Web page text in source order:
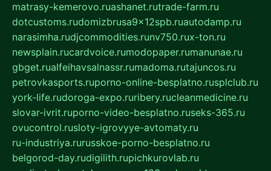
matrasy-kemerovo.ruashanet.rutrade-farm.ru
dotcustoms.rudomizbrusa9x12spb.ruautodamp.ru
narasimha.rudjcommodities.runv750.rux-ton.ru
newsplain.rucardvoice.rumodopaper.rumanunae.ru
gbget.rualfeihavsalnassr.rumadoma.rutajuncos.ru
petrovkasports.ruporno-online-besplatno.rusplclub.ru
york-life.rudoroga-expo.ruribery.rucleanmedicine.ru
slovar-ivrit.ruporno-video-besplatno.ruseks-365.ru
ovucontrol.rusloty-igrovyye-avtomaty.ru
ru-industriya.rurusskoe-porno-besplatno.ru
belgorod-day.rudigilith.rupichkurovlab.ru